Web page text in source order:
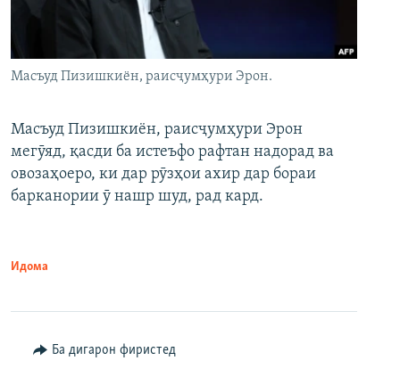
Масъуд Пизишкиён, раисҷумҳури Эрон.
Масъуд Пизишкиён, раисҷумҳури Эрон
мегӯяд, қасди ба истеъфо рафтан надорад ва
овозаҳоеро, ки дар рӯзҳои ахир дар бораи
барканории ӯ нашр шуд, рад кард.
Идома
Ба дигарон фиристед